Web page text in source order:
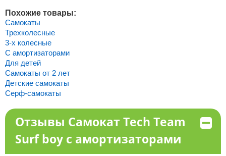
Похожие товары:
Самокаты
Трехколесные
3-х колесные
С амортизаторами
Для детей
Самокаты от 2 лет
Детские самокаты
Серф-самокаты
Отзывы Самокат Tech Team
Surf boy с амортизаторами